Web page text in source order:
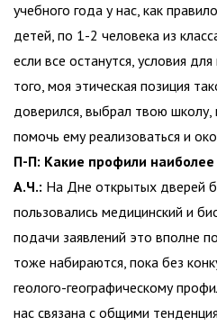
учебного года у нас, как
детей, по 1-2 человека из
если все останутся, условия
того, моя этическая позиция
доверился, выбрал твою
помочь ему реализоваться и
П-П: Какие профили
А.Ч.: На Дне открытых дверей
пользовались медицинский и
подачи заявлений это вполне
тоже набираются, пока без
геолого-географическому
нас связана с общими